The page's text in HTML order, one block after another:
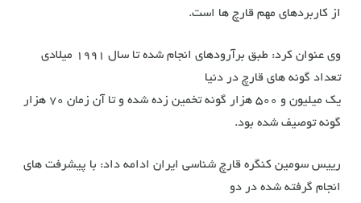
از کاربردهای مهم قارچ ها است.
وی عنوان کرد: طبق برآرودهای انجام شده تا سال ۱۹۹۱ میلادی
تعداد گونه های قارچ در دنیا
یک میلیون و ۵۰۰ هزار گونه تخمین زده شده و تا آن زمان ۷۰ هزار
گونه توصیف شده بود.
رییس سومین کنگره قارچ شناسی ایران ادامه داد: با پیشرفت های
انجام گرفته شده در دو